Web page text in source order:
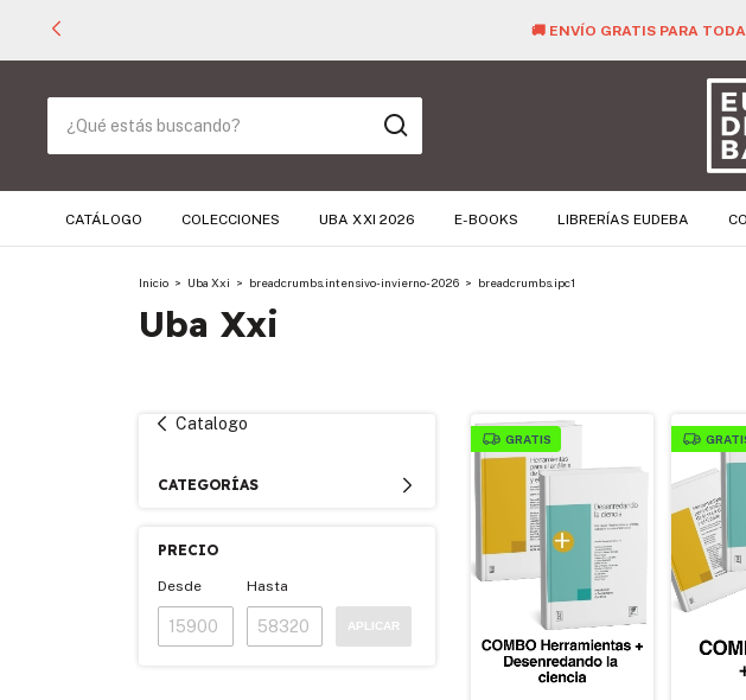
🚚 ENVÍO GRATIS PARA
CATÁLOGO COLECCIONES UBA XXI 2026 E-BOOKS LIBRERÍAS EUDEBA
Inicio > Uba Xxi > breadcrumbs.intensivo-invierno-2026 > breadcrumbs.ipc1
Uba Xxi
Catalogo
CATEGORÍAS
PRECIO
Desde Hasta
APLICAR
GRATIS